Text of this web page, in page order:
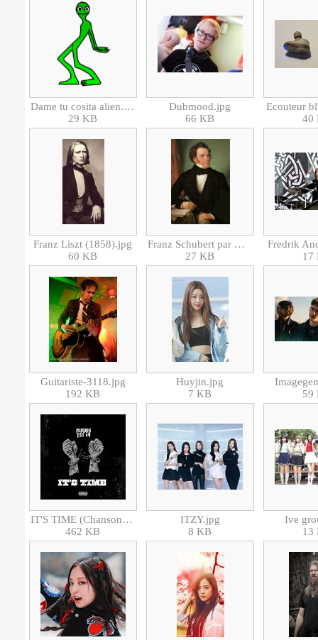
Dame tu cosita alien.png
29 KB
Dubmood.jpg
66 KB
Ecouteur
40
Franz Liszt (1858).jpg
60 KB
Franz Schubert par Wilhelm August Rieder-1875.jpg
27 KB
Fredrik
17
Guitariste-3118.jpg
192 KB
Huyjin.jpg
7 KB
59
IT'S TIME (Chanson).jpg
462 KB
ITZY.jpg
8 KB
Ive
13